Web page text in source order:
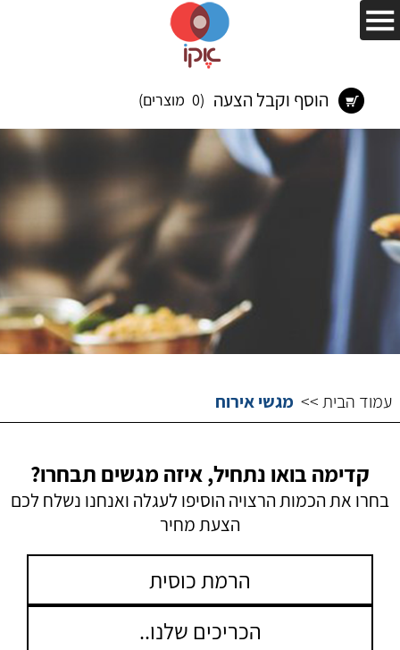
הוסף וקבל הצעה (0 מוצרים)
עמוד הבית >> מגשי אירוח
קדימה בואו נתחיל, איזה מגשים תבחרו?
בחרו את הכמות הרצויה הוסיפו לעגלה ואנחנו נשלח לכם
הצעת מחיר
הרמת כוסית
הכריכים שלנו..